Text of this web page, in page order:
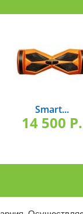
Smart...
14 500 P.